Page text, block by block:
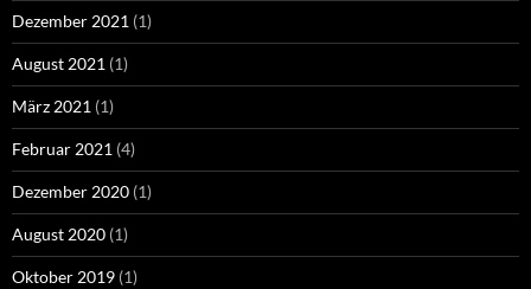
Dezember 2021 (1)
August 2021 (1)
März 2021 (1)
Februar 2021 (4)
Dezember 2020 (1)
August 2020 (1)
Oktober 2019 (1)